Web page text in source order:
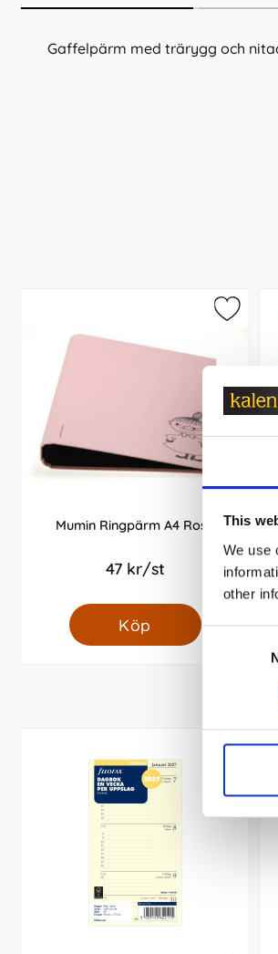
This
We use
other
Gaffelpärm med trärygg och
Mumin Ringpärm A4 Rosa
47 kr/st
Köp